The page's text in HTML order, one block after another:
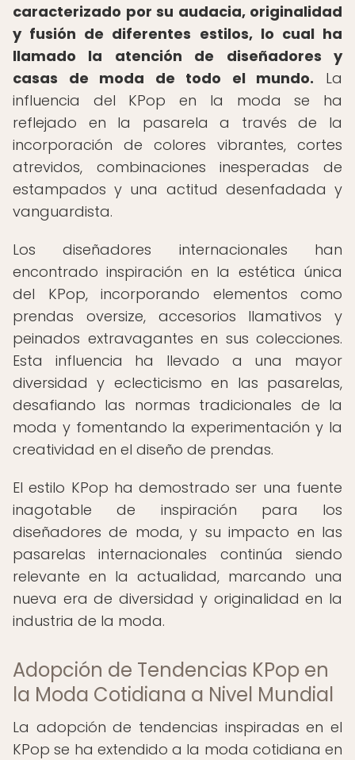
caracterizado por su audacia, originalidad
y fusión de diferentes estilos, lo cual ha
llamado la atención de diseñadores y
casas de moda de todo el mundo. La
influencia del KPop en la moda se ha
reflejado en la pasarela a través de la
incorporación de colores vibrantes, cortes
atrevidos, combinaciones inesperadas de
estampados y una actitud desenfadada y
vanguardista.
Los diseñadores internacionales han
encontrado inspiración en la estética única
del KPop, incorporando elementos como
prendas oversize, accesorios llamativos y
peinados extravagantes en sus colecciones.
Esta influencia ha llevado a una mayor
diversidad y eclecticismo en las pasarelas,
desafiando las normas tradicionales de la
moda y fomentando la experimentación y la
creatividad en el diseño de prendas.
El estilo KPop ha demostrado ser una fuente
inagotable de inspiración para los
diseñadores de moda, y su impacto en las
pasarelas internacionales continúa siendo
relevante en la actualidad, marcando una
nueva era de diversidad y originalidad en la
industria de la moda.
Adopción de Tendencias KPop en
la Moda Cotidiana a Nivel Mundial
La adopción de tendencias inspiradas en el
KPop se ha extendido a la moda cotidiana en